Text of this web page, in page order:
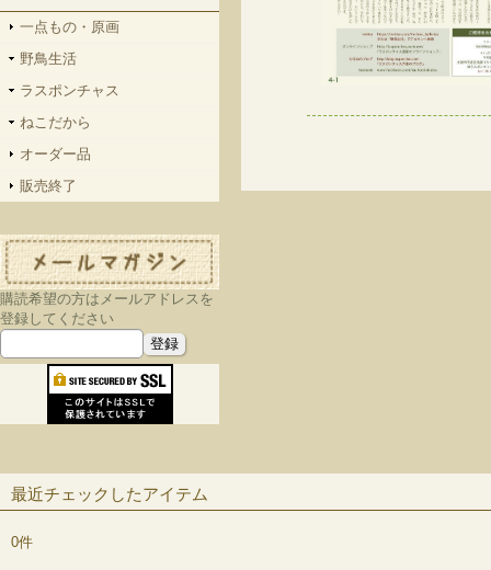
一点もの・原画
野鳥生活
ラスポンチャス
ねこだから
オーダー品
販売終了
購読希望の方はメールアドレスを
登録してください
最近チェックしたアイテム
0件